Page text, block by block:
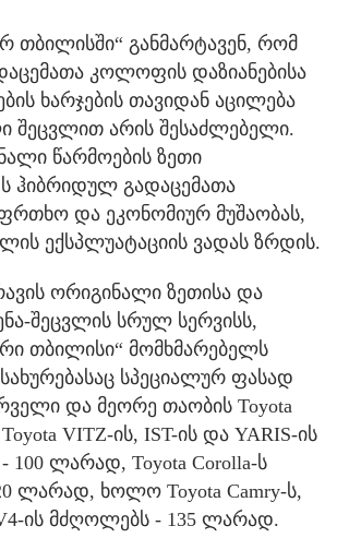
თბილისში“ განმარტავენ, რომ
კოლოფის დაზიანებისა
ხარჯების თავიდან აცილება
შეცვლით არის შესაძლებელი.
წარმოების ზეთი
ჰიბრიდულ გადაცემათა
და ეკონომიურ მუშაობას,
ექსპლუატაციის ვადას ზრდის.
ორიგინალი ზეთისა და
შეცვლის სრულ სერვისს,
თბილისი“ მომხმარებელს
სპეციალურ ფასად
და მეორე თაობის Toyota
Toyota VITZ-ის, IST-ის და YARIS-ის
ლარად, Toyota Corolla-ს
ლარად, ხოლო Toyota Camry-ს,
ის მძღოლებს - 135 ლარად.